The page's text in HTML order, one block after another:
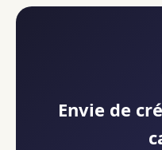
Envie de